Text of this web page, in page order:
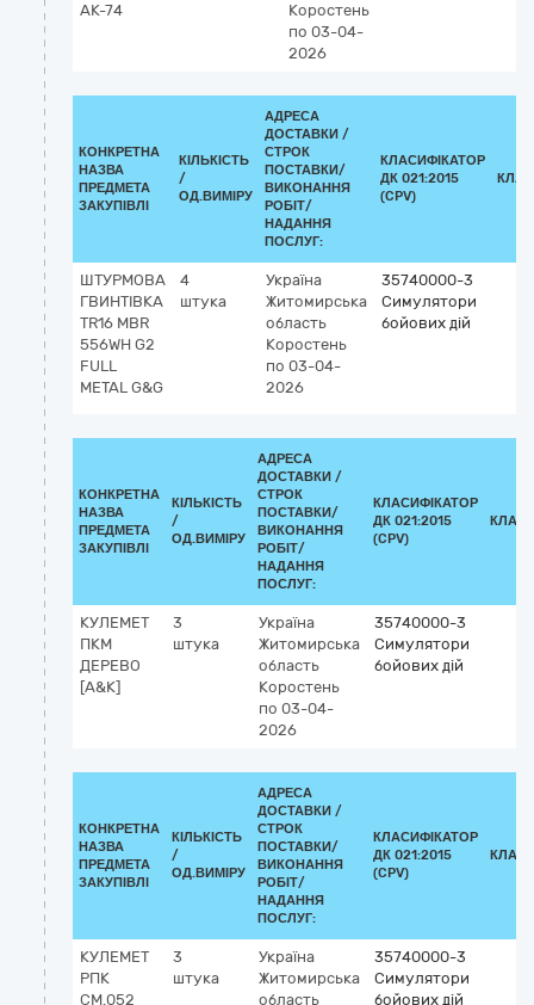
АК-74
Коростень
по 03-04-
2026
КОНКРЕТНА
НАЗВА
ПРЕДМЕТА
ЗАКУПІВЛІ
КІЛЬКІСТЬ
/
ОД.ВИМІРУ
АДРЕСА
ДОСТАВКИ /
СТРОК
ПОСТАВКИ/
ВИКОНАННЯ
РОБІТ/
НАДАННЯ
ПОСЛУГ:
КЛАСИФІКАТОР
ДК 021:2015
(CPV)
ШТУРМОВА
ГВИНТІВКА
TR16 MBR
556WH G2
FULL
METAL G&G
4
штука
Україна
Житомирська
область
Коростень
по 03-04-
2026
35740000-3
Симулятори
бойових дій
КОНКРЕТНА
НАЗВА
ПРЕДМЕТА
ЗАКУПІВЛІ
КІЛЬКІСТЬ
/
ОД.ВИМІРУ
АДРЕСА
ДОСТАВКИ /
СТРОК
ПОСТАВКИ/
ВИКОНАННЯ
РОБІТ/
НАДАННЯ
ПОСЛУГ:
КЛАСИФІКАТОР
ДК 021:2015
(CPV)
КУЛЕМЕТ
ПКМ
ДЕРЕВО
[A&K]
3
штука
Україна
Житомирська
область
Коростень
по 03-04-
2026
35740000-3
Симулятори
бойових дій
КОНКРЕТНА
НАЗВА
ПРЕДМЕТА
ЗАКУПІВЛІ
КІЛЬКІСТЬ
/
ОД.ВИМІРУ
АДРЕСА
ДОСТАВКИ /
СТРОК
ПОСТАВКИ/
ВИКОНАННЯ
РОБІТ/
НАДАННЯ
ПОСЛУГ:
КЛАСИФІКАТОР
ДК 021:2015
(CPV)
КУЛЕМЕТ
РПК
CM.052
3
штука
Україна
Житомирська
область
35740000-3
Симулятори
бойових дій